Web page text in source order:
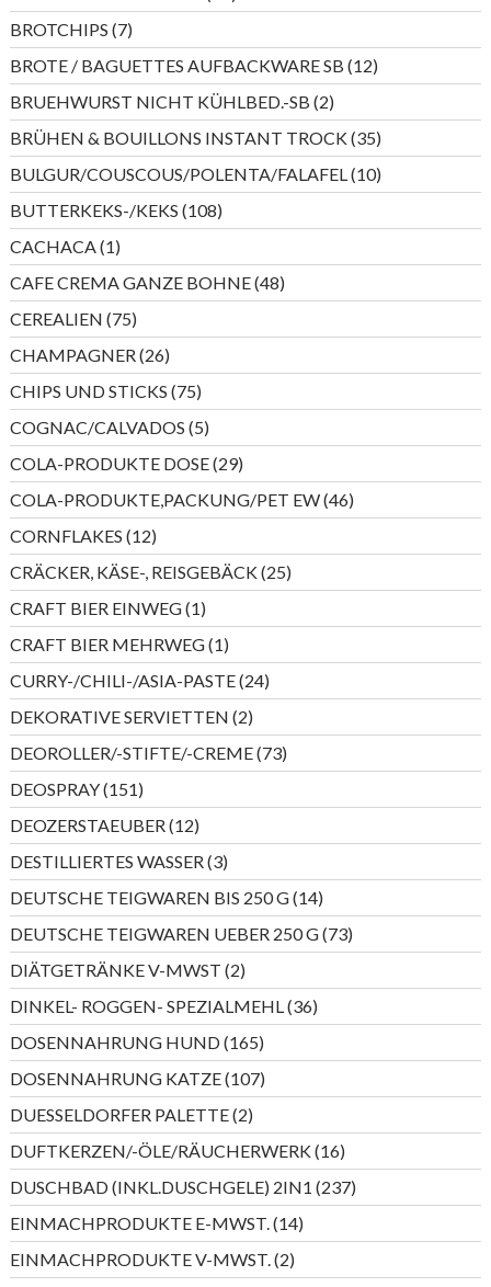
Produkte
BROTCHIPS 77
Produkte
BROTE / BAGUETTES AUFBACKWARE SB 1212
Produkte
BRUEHWURST NICHT KÜHLBED.-SB 22
Produkte
BRÜHEN & BOUILLONS INSTANT TROCK 3535
Produkte
BULGUR/COUSCOUS/POLENTA/FALAFEL 1010
Produkte
BUTTERKEKS-/KEKS 108108
Produkte
CACHACA 11
Produkt
CAFE CREMA GANZE BOHNE 4848
Produkte
CEREALIEN 7575
Produkte
CHAMPAGNER 2626
Produkte
CHIPS UND STICKS 7575
Produkte
COGNAC/CALVADOS 55
Produkte
COLA-PRODUKTE DOSE 2929
Produkte
COLA-PRODUKTE,PACKUNG/PET EW 4646
Produkte
CORNFLAKES 1212
Produkte
CRÄCKER, KÄSE-, REISGEBÄCK 2525
Produkte
CRAFT BIER EINWEG 11
Produkt
CRAFT BIER MEHRWEG 11
Produkt
CURRY-/CHILI-/ASIA-PASTE 2424
Produkte
DEKORATIVE SERVIETTEN 22
Produkte
DEOROLLER/-STIFTE/-CREME 7373
Produkte
DEOSPRAY 151151
Produkte
DEOZERSTAEUBER 1212
Produkte
DESTILLIERTES WASSER 33
Produkte
DEUTSCHE TEIGWAREN BIS 250 G 1414
Produkte
DEUTSCHE TEIGWAREN UEBER 250 G 7373
Produkte
DIÄTGETRÄNKE V-MWST 22
Produkte
DINKEL- ROGGEN- SPEZIALMEHL 3636
Produkte
DOSENNAHRUNG HUND 165165
Produkte
DOSENNAHRUNG KATZE 107107
Produkte
DUESSELDORFER PALETTE 22
Produkte
DUFTKERZEN/-ÖLE/RÄUCHERWERK 1616
Produkte
DUSCHBAD (INKL.DUSCHGELE) 2IN1 237237
Produkte
EINMACHPRODUKTE E-MWST. 1414
Produkte
EINMACHPRODUKTE V-MWST. 22
Produkte